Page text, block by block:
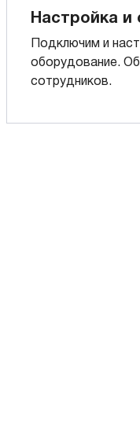
Настройка и
Подключим и
оборудование.
сотрудников.